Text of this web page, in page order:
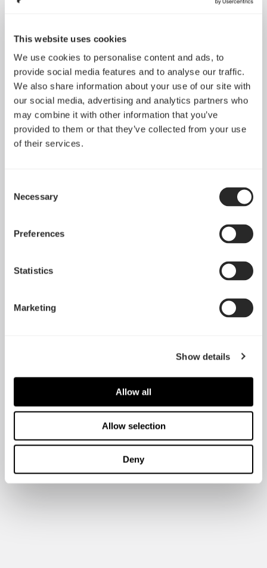
This website uses cookies
We use cookies to personalise content and ads, to
provide social media features and to analyse our traffic.
We also share information about your use of our site with
our social media, advertising and analytics partners who
may combine it with other information that you’ve
provided to them or that they’ve collected from your use
of their services.
Selection
Necessary
Preferences
Statistics
Marketing
Show details
Allow all
Allow selection
Deny